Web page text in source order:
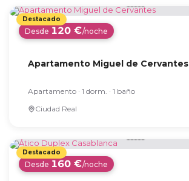
Desde 120 €/noche
Apartamento Miguel de Cervantes
Apartamento · 1 dorm. · 1 baño
Ciudad Real
Desde 160 €/noche